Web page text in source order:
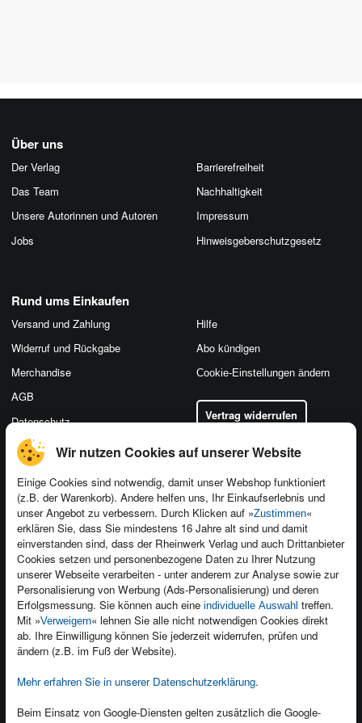
Wir nutzen Cookies auf unserer Website
Einige Cookies sind notwendig, damit unser Webshop funktioniert
(z.B. der Warenkorb). Andere helfen uns, Ihr Einkaufserlebnis und
unser Angebot zu verbessern. Durch Klicken auf »Zustimmen«
erklären Sie, dass Sie mindestens 16 Jahre alt sind und damit
einverstanden sind, dass der Rheinwerk Verlag und auch Drittanbieter
Cookies setzen und personenbezogene Daten zu Ihrer Nutzung
unserer Webseite verarbeiten - unter anderem zur Analyse sowie zur
Personalisierung von Werbung (Ads-Personalisierung) und deren
Erfolgsmessung. Sie können auch eine individuelle Auswahl treffen.
Mit »Verweigern« lehnen Sie alle nicht notwendigen Cookies direkt
ab. Ihre Einwilligung können Sie jederzeit widerrufen, prüfen und
ändern (z.B. im Fuß der Website).
Mehr erfahren Sie in unserer Datenschutzerklärung.
Beim Einsatz von Google-Diensten gelten zusätzlich die Google-
Über uns
Der Verlag
Das Team
Unsere Autorinnen und Autoren
Jobs
Barrierefreiheit
Nachhaltigkeit
Impressum
Hinweis­geber­schutz­gesetz
Kontakt
Newsletter
Für Unternehmen
Presseservice
Dozentenservice
Produktfeedback
Foreign Rights
Ein Buch schreiben
Rund ums Einkaufen
Versand und Zahlung
Widerruf und Rückgabe
Merchandise
AGB
Datenschutz
Hilfe
Abo kündigen
Cookie-Einstellungen ändern
Vertrag widerrufen
Kundenservice
Wir sind gerne für Sie da!